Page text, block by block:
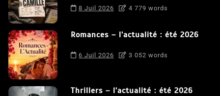
8 Juil 2026 4 779 words
Romances – l’actualité : été 2026
6 Juil 2026 3 052 words
Thrillers – l’actualité : été 2026